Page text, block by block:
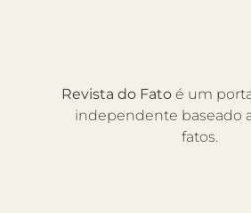
Revista do Fato é um
independente baseado
fatos.